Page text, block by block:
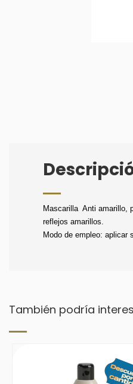
Mascarilla Anti amarillo,
reflejos amarillos.
Modo de empleo: aplicar
También podría